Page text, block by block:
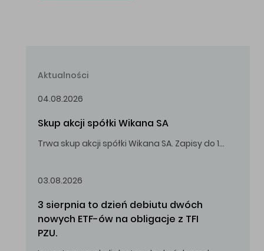
Aktualności
04.08.2026
Skup akcji spółki Wikana SA
Trwa skup akcji spółki Wikana SA. Zapisy do 14.08.2026 r. do godz. 16.00.
03.08.2026
3 sierpnia to dzień debiutu dwóch
nowych ETF-ów na obligacje z TFI
PZU.